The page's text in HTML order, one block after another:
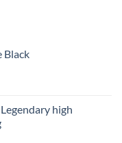
Black
high